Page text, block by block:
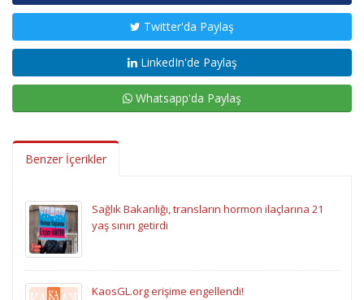
Twitter'da Paylaş
LinkedIn'de Paylaş
Whatsapp'da Paylaş
Benzer İçerikler
Sağlık Bakanlığı, transların hormon ilaçlarına 21
yaş sınırı getirdi
KaosGL.org erişime engellendi!